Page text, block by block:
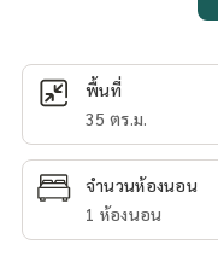
พื้นที่
35 ตร.ม.
จำนวนห้องนอน
1 ห้องนอน